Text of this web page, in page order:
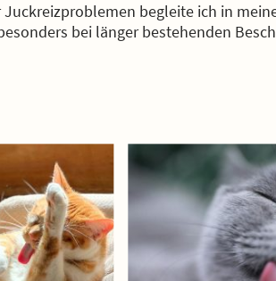
begleite ich in
bei länger bestehenden